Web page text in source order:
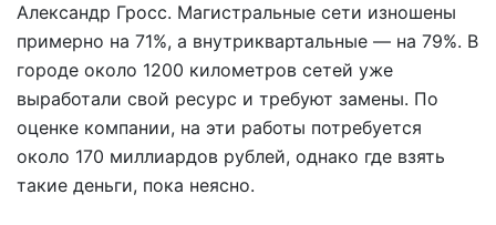
Александр Гросс. Магистральные сети изношены
примерно на 71%, а внутриквартальные — на 79%. В
городе около 1200 километров сетей уже
выработали свой ресурс и требуют замены. По
оценке компании, на эти работы потребуется
около 170 миллиардов рублей, однако где взять
такие деньги, пока неясно.